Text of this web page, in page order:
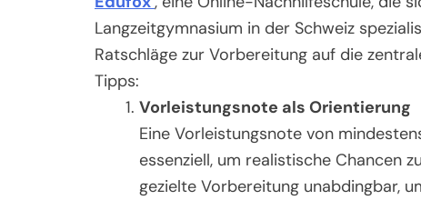
Langzeitgymnasium in der Schweiz
Ratschläge zur Vorbereitung auf die
Tipps:
Vorleistungsnote als Orientierung
Eine Vorleistungsnote von
essenziell, um realistische Chancen
gezielte Vorbereitung unabdingbar,